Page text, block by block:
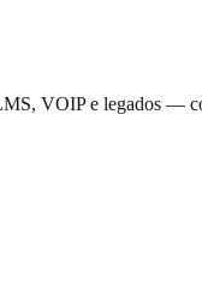
VOIP e legados —